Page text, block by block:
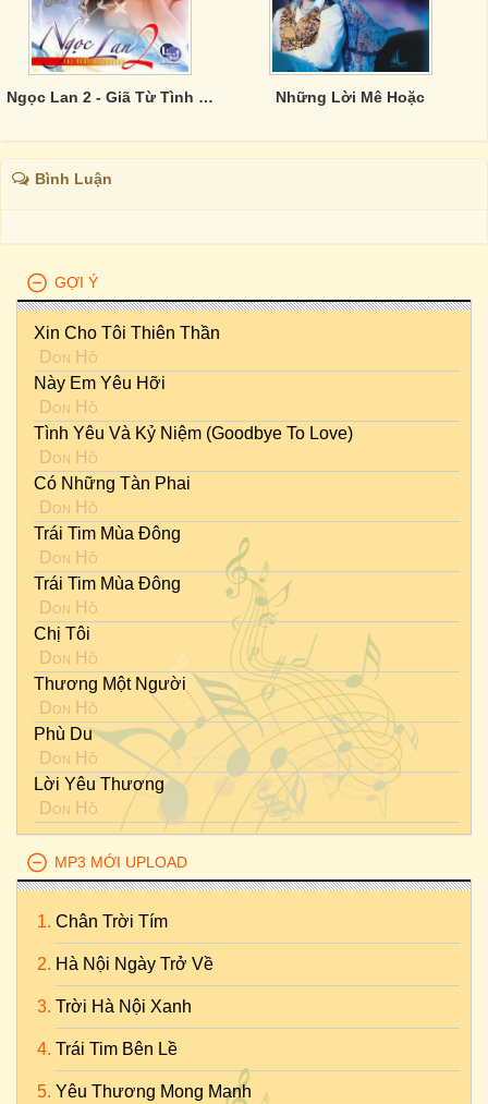
Ngọc Lan 2 - Giã Từ Tình Yêu Những Lời Mê Hoặc
Bình Luận
GỢI Ý
Xin Cho Tôi Thiên Thần
Don Hồ
Này Em Yêu Hỡi
Don Hồ
Tình Yêu Và Kỷ Niệm (Goodbye To Love)
Don Hồ
Có Những Tàn Phai
Don Hồ
Trái Tim Mùa Đông
Don Hồ
Trái Tim Mùa Đông
Don Hồ
Chị Tôi
Don Hồ
Thương Một Người
Don Hồ
Phù Du
Don Hồ
Lời Yêu Thương
Don Hồ
MP3 MỚI UPLOAD
Chân Trời Tím
Hà Nội Ngày Trở Về
Trời Hà Nội Xanh
Trái Tim Bên Lề
Yêu Thương Mong Manh